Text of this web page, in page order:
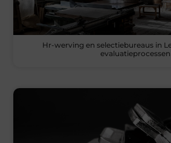
Hr-werving en selectiebureaus in
evaluatieprocessen